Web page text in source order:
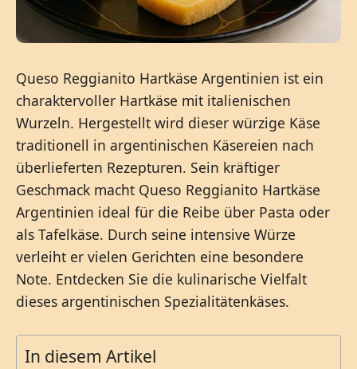
Queso Reggianito Hartkäse Argentinien ist ein
charaktervoller Hartkäse mit italienischen
Wurzeln. Hergestellt wird dieser würzige Käse
traditionell in argentinischen Käsereien nach
überlieferten Rezepturen. Sein kräftiger
Geschmack macht Queso Reggianito Hartkäse
Argentinien ideal für die Reibe über Pasta oder
als Tafelkäse. Durch seine intensive Würze
verleiht er vielen Gerichten eine besondere
Note. Entdecken Sie die kulinarische Vielfalt
dieses argentinischen Spezialitätenkäses.
In diesem Artikel